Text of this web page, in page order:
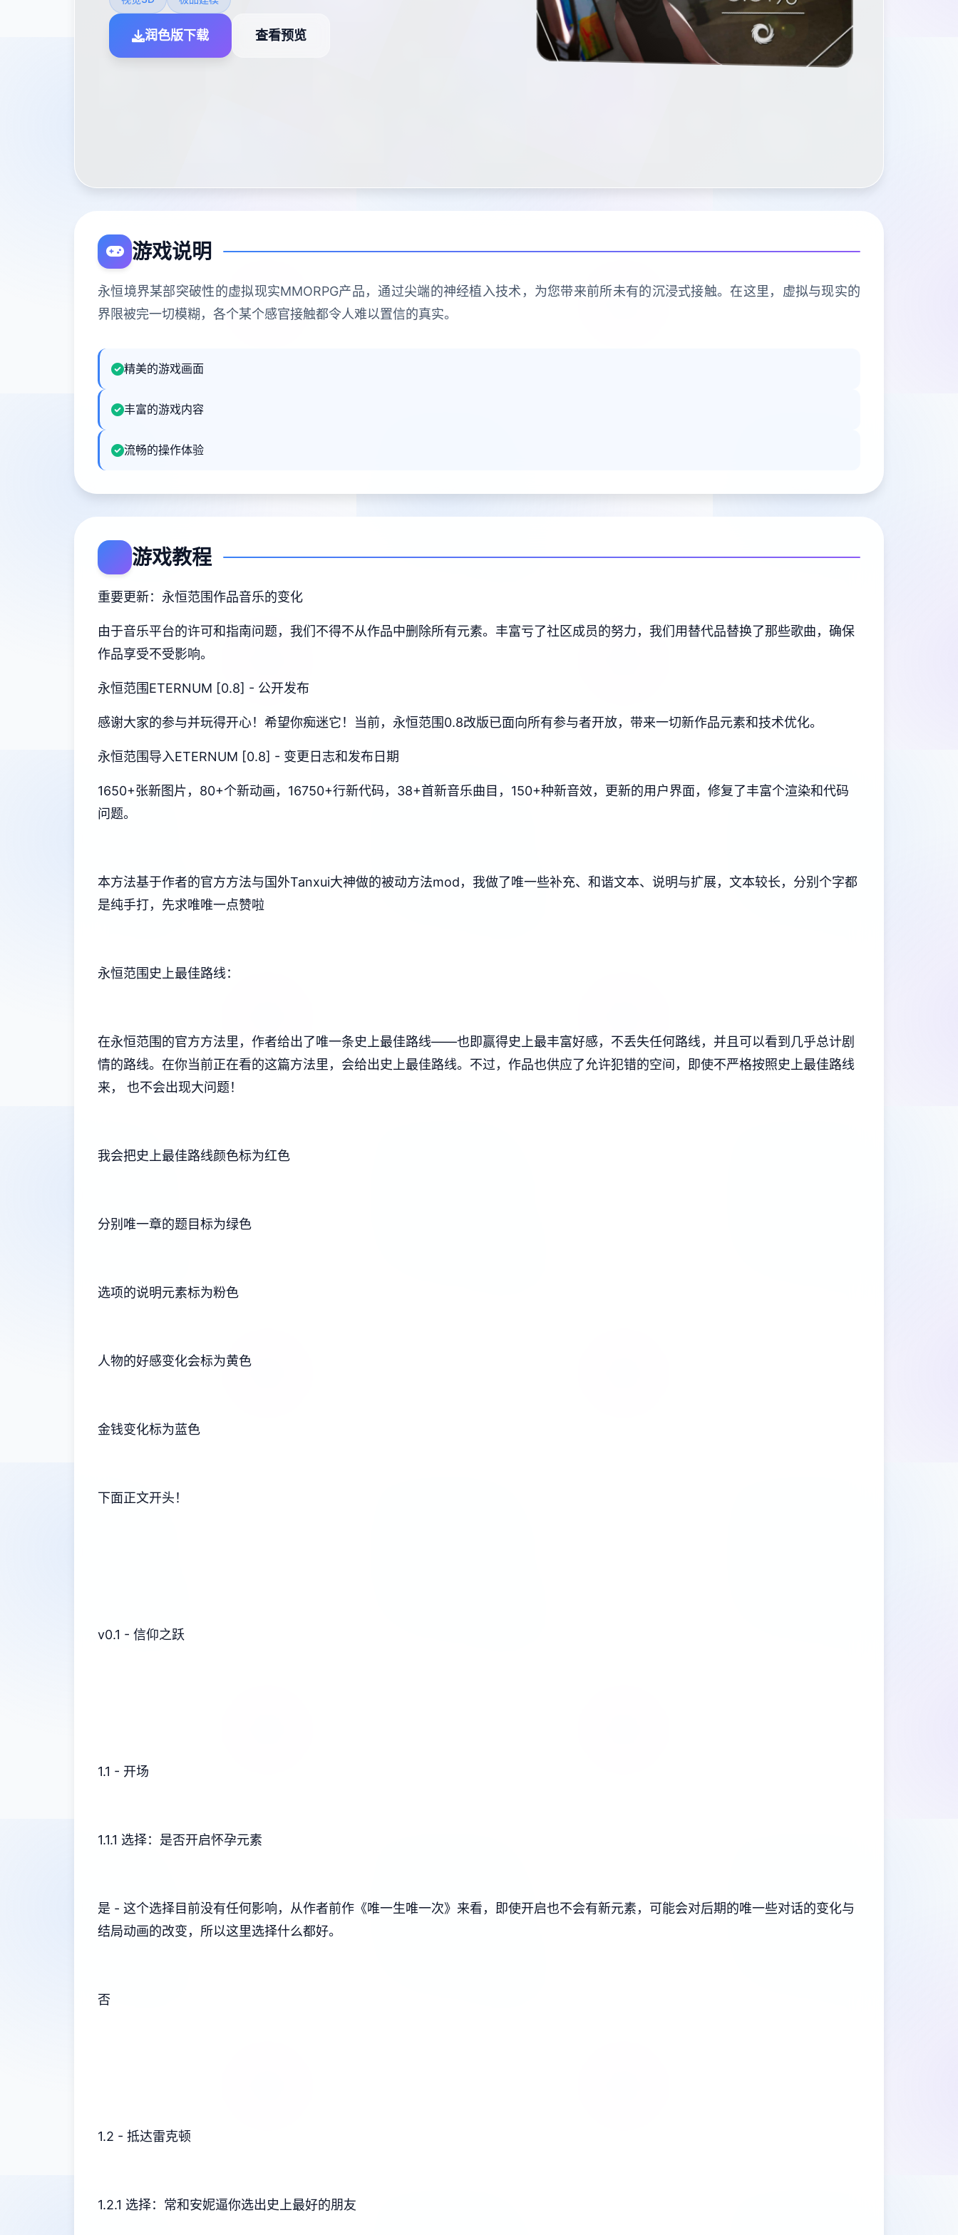
润色版下载 查看预览
游戏说明
永恒境界某部突破性的虚拟现实MMORPG产品，通过尖端的神经植入技术，为您带来前所未有的沉浸式接触。在这里，虚拟与现实的
界限被完一切模糊，各个某个感官接触都令人难以置信的真实。
精美的游戏画面
丰富的游戏内容
流畅的操作体验
游戏教程
重要更新：永恒范围作品音乐的变化
由于音乐平台的许可和指南问题，我们不得不从作品中删除所有元素。丰富亏了社区成员的努力，我们用替代品替换了那些歌曲，确保
作品享受不受影响。
永恒范围ETERNUM [0.8] - 公开发布
感谢大家的参与并玩得开心！希望你痴迷它！当前，永恒范围0.8改版已面向所有参与者开放，带来一切新作品元素和技术优化。
永恒范围导入ETERNUM [0.8] - 变更日志和发布日期
1650+张新图片，80+个新动画，16750+行新代码，38+首新音乐曲目，150+种新音效，更新的用户界面，修复了丰富个渲染和代码
问题。
本方法基于作者的官方方法与国外Tanxui大神做的被动方法mod，我做了唯一些补充、和谐文本、说明与扩展，文本较长，分别个字都
是纯手打，先求唯唯一点赞啦
永恒范围史上最佳路线：
在永恒范围的官方方法里，作者给出了唯一条史上最佳路线——也即赢得史上最丰富好感，不丢失任何路线，并且可以看到几乎总计剧
情的路线。在你当前正在看的这篇方法里，会给出史上最佳路线。不过，作品也供应了允许犯错的空间，即使不严格按照史上最佳路线
来， 也不会出现大问题！
我会把史上最佳路线颜色标为红色
分别唯一章的题目标为绿色
选项的说明元素标为粉色
人物的好感变化会标为黄色
金钱变化标为蓝色
下面正文开头！
v0.1 - 信仰之跃
1.1 - 开场
1.1.1 选择：是否开启怀孕元素
是 - 这个选择目前没有任何影响，从作者前作《唯一生唯一次》来看，即使开启也不会有新元素，可能会对后期的唯一些对话的变化与
结局动画的改变，所以这里选择什么都好。
否
1.2 - 抵达雷克顿
1.2.1 选择：常和安妮逼你选出史上最好的朋友